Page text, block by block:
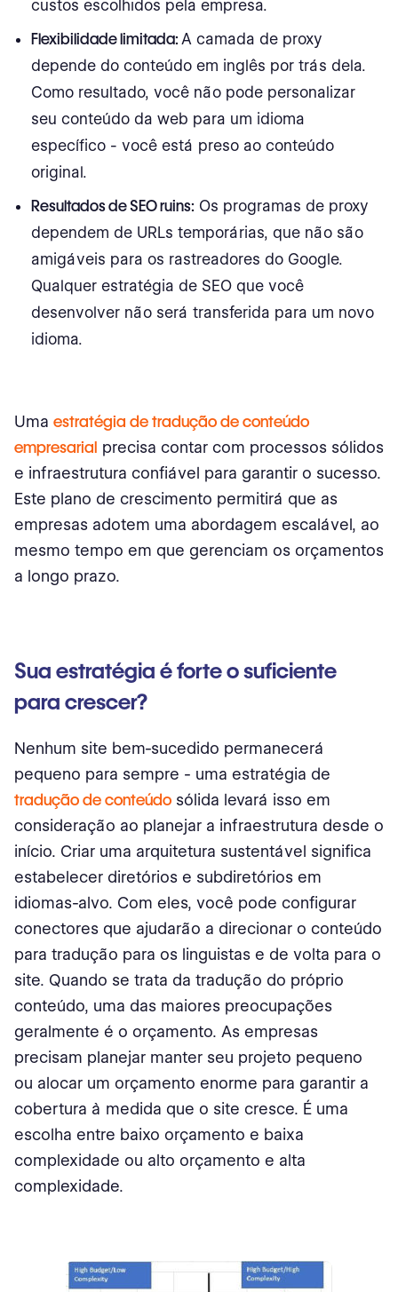
custos escolhidos pela empresa.
Flexibilidade limitada:A camada de proxy
depende do conteúdo em inglês por trás dela.
Como resultado, você não pode personalizar
seu conteúdo da web para um idioma
específico - você está preso ao conteúdo
original.
Resultados de SEO ruins: Os programas de proxy
dependem de URLs temporárias, que não são
amigáveis para os rastreadores do Google.
Qualquer estratégia de SEO que você
desenvolver não será transferida para um novo
idioma.
Uma estratégia de tradução de conteúdo
empresarial precisa contar com processos sólidos
e infraestrutura confiável para garantir o sucesso.
Este plano de crescimento permitirá que as
empresas adotem uma abordagem escalável, ao
mesmo tempo em que gerenciam os orçamentos
a longo prazo.
Sua estratégia é forte o suficiente
para crescer?
Nenhum site bem-sucedido permanecerá
pequeno para sempre - uma estratégia de
tradução de conteúdo sólida levará isso em
consideração ao planejar a infraestrutura desde o
início. Criar uma arquitetura sustentável significa
estabelecer diretórios e subdiretórios em
idiomas-alvo. Com eles, você pode configurar
conectores que ajudarão a direcionar o conteúdo
para tradução para os linguistas e de volta para o
site. Quando se trata da tradução do próprio
conteúdo, uma das maiores preocupações
geralmente é o orçamento. As empresas
precisam planejar manter seu projeto pequeno
ou alocar um orçamento enorme para garantir a
cobertura à medida que o site cresce. É uma
escolha entre baixo orçamento e baixa
complexidade ou alto orçamento e alta
complexidade.